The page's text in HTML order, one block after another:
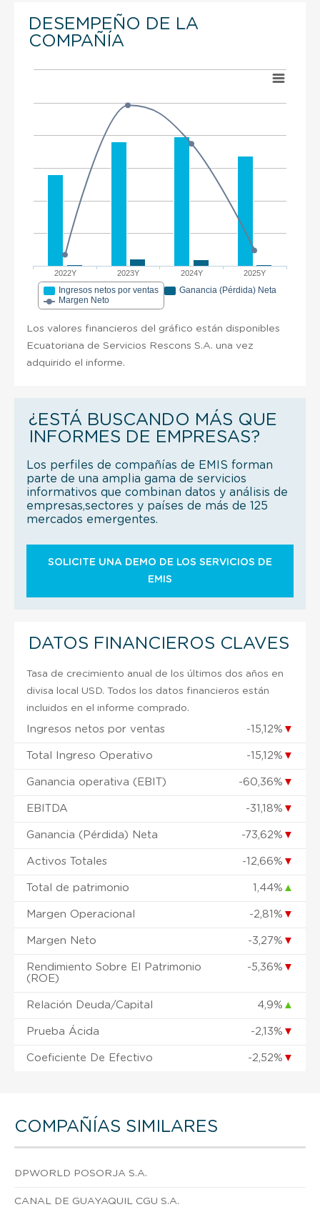
DESEMPEÑO DE LA
COMPAÑÍA
2022Y 2023Y 2024Y 2025Y
Ingresos netos por ventas
Ganancia (Pérdida) Neta
Margen Neto
Los valores financieros del gráfico están disponibles
Ecuatoriana de Servicios Rescons S.A. una vez
adquirido el informe.
¿ESTÁ BUSCANDO MÁS QUE
INFORMES DE EMPRESAS?
Los perfiles de compañías de EMIS forman
parte de una amplia gama de servicios
informativos que combinan datos y análisis de
empresas,sectores y países de más de 125
mercados emergentes.
SOLICITE UNA DEMO DE LOS SERVICIOS DE
EMIS
DATOS FINANCIEROS CLAVES
Tasa de crecimiento anual de los últimos dos años en
divisa local USD. Todos los datos financieros están
incluidos en el informe comprado.
Ingresos netos por ventas -15,12% ▼
Total Ingreso Operativo -15,12% ▼
Ganancia operativa (EBIT) -60,36% ▼
EBITDA -31,18% ▼
Ganancia (Pérdida) Neta -73,62% ▼
Activos Totales -12,66% ▼
Total de patrimonio 1,44% ▲
Margen Operacional -2,81% ▼
Margen Neto -3,27% ▼
Rendimiento Sobre El Patrimonio
(ROE)
-5,36% ▼
Relación Deuda/Capital 4,9% ▲
Prueba Ácida -2,13% ▼
Coeficiente De Efectivo -2,52% ▼
COMPAÑÍAS SIMILARES
DPWORLD POSORJA S.A.
CANAL DE GUAYAQUIL CGU S.A.